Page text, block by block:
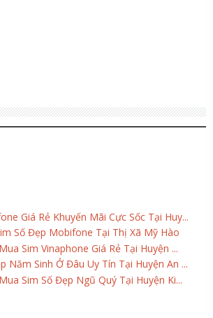
Giá Rẻ Khuyến Mãi Cực Sốc Tại Huy...
Số Đẹp Mobifone Tại Thị Xã Mỹ Hào
Sim Vinaphone Giá Rẻ Tại Huyện ...
Năm Sinh Ở Đâu Uy Tín Tại Huyện An ...
Sim Số Đẹp Ngũ Quý Tại Huyện Ki...